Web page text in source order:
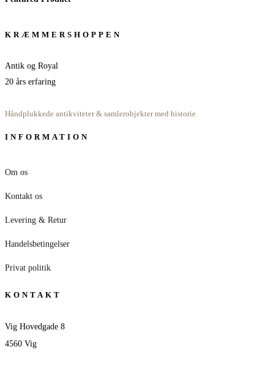
KRÆMMERSHOPPEN
Antik og Royal
20 års erfaring
Håndplukkede antikviteter & samlerobjekter med historie.
INFORMATION
Om os
Kontakt os
Levering & Retur
Handelsbetingelser
Privat politik
KONTAKT
Vig Hovedgade 8
4560 Vig